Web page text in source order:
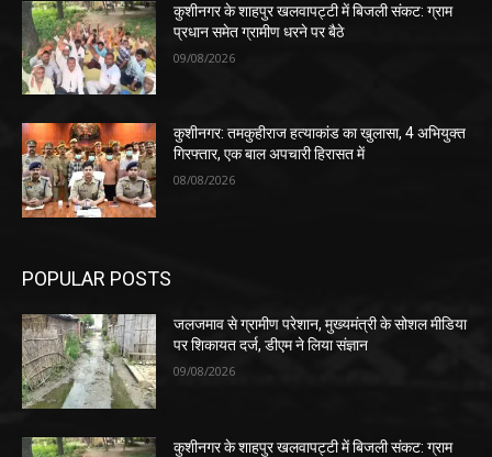
कुशीनगर के शाहपुर खलवापट्टी में बिजली संकट: ग्राम
प्रधान समेत ग्रामीण धरने पर बैठे
09/08/2026
कुशीनगर: तमकुहीराज हत्याकांड का खुलासा, 4 अभियुक्त
गिरफ्तार, एक बाल अपचारी हिरासत में
08/08/2026
POPULAR POSTS
जलजमाव से ग्रामीण परेशान, मुख्यमंत्री के सोशल मीडिया
पर शिकायत दर्ज, डीएम ने लिया संज्ञान
09/08/2026
कुशीनगर के शाहपुर खलवापट्टी में बिजली संकट: ग्राम